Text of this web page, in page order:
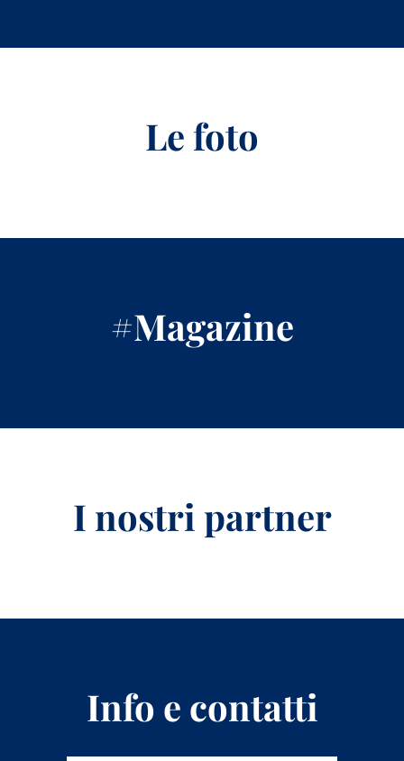
Le foto
#Magazine
I nostri partner
Info e contatti